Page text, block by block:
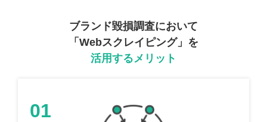
ブランド毀損調査において
「Webスクレイピング」を
活用するメリット
01